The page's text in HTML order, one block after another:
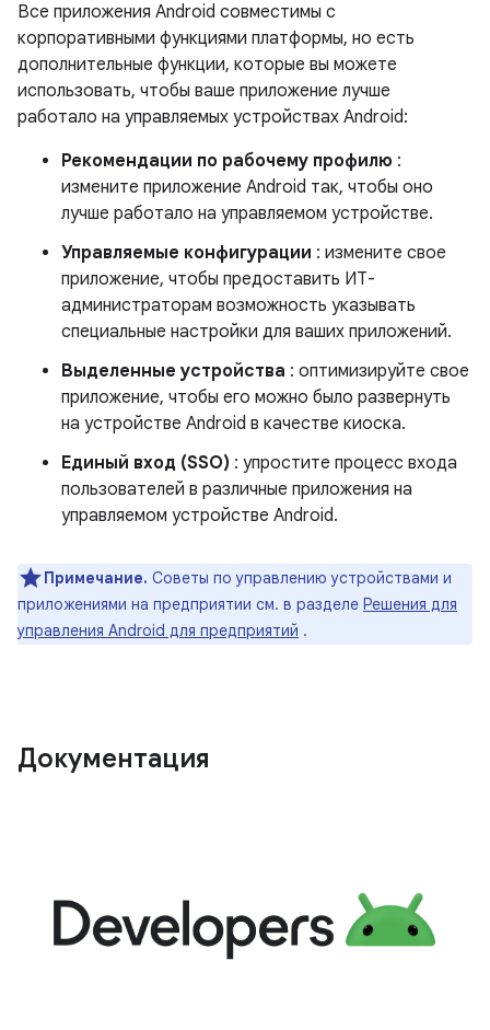
Все приложения Android совместимы с
корпоративными функциями платформы, но есть
дополнительные функции, которые вы можете
использовать, чтобы ваше приложение лучше
работало на управляемых устройствах Android:
Рекомендации по рабочему профилю :
измените приложение Android так, чтобы оно
лучше работало на управляемом устройстве.
Управляемые конфигурации : измените свое
приложение, чтобы предоставить ИТ-
администраторам возможность указывать
специальные настройки для ваших приложений.
Выделенные устройства : оптимизируйте свое
приложение, чтобы его можно было развернуть
на устройстве Android в качестве киоска.
Единый вход (SSO) : упростите процесс входа
пользователей в различные приложения на
управляемом устройстве Android.
Примечание. Советы по управлению устройствами и
приложениями на предприятии см. в разделе Решения для
управления Android для предприятий .
Документация